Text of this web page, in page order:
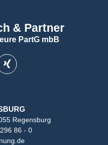
& Partner
PartG mbB
Regensburg
86 - 0